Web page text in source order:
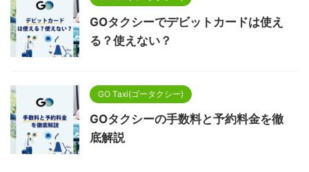
GOタクシーでデビットカードは使え
る？使えない？
GO Taxi(ゴータクシー)
GOタクシーの手数料と予約料金を徹
底解説